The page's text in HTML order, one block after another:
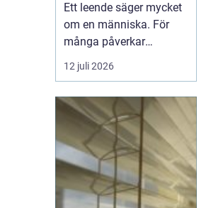
Ett leende säger mycket
om en människa. För
många påverkar
tändernas utseende
både självförtroendet
sociala situationer.
estetisk tandvård
handlar om att skapa
et...
12 juli 2026